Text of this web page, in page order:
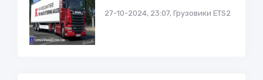
27-10-2024, 23:07, Грузовики ETS2